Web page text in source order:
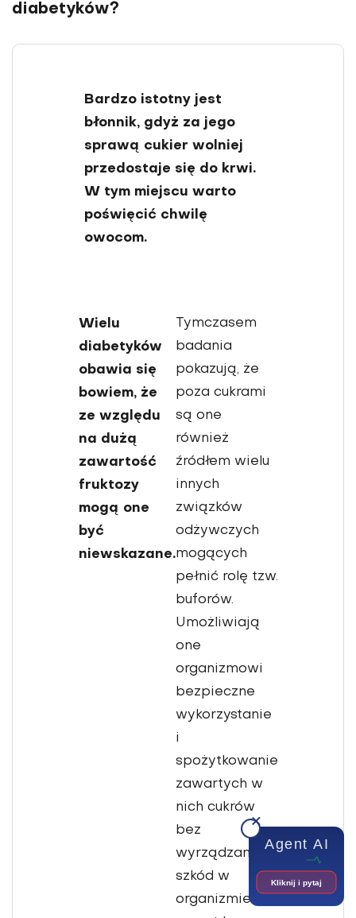
diabetyków?
Bardzo istotny jest
błonnik, gdyż za jego
sprawą cukier wolniej
przedostaje się do krwi.
W tym miejscu warto
poświęcić chwilę
owocom.
Wielu
diabetyków
obawia się
bowiem, że
ze względu
na dużą
zawartość
fruktozy
mogą one
być
niewskazane.
Tymczasem
badania
pokazują, że
poza cukrami
są one
również
źródłem wielu
innych
związków
odżywczych
mogących
pełnić rolę tzw.
buforów.
Umożli­wiają
one
organizmowi
bezpieczne
wykorzystanie
i
spożytkowanie
zawartych w
nich cukrów
bez
wyrządzania
szkód w
organizmie czy
Agent AI
Kliknij i pytaj